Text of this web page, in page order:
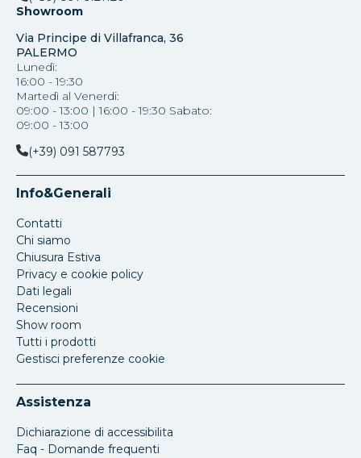
Showroom
Via Principe di Villafranca, 36
PALERMO
Lunedì:
16:00 - 19:30
Martedì al Venerdi:
09:00 - 13:00 | 16:00 - 19:30 Sabato:
09:00 - 13:00
(+39) 091 587793
Info&Generali
Contatti
Chi siamo
Chiusura Estiva
Privacy e cookie policy
Dati legali
Recensioni
Show room
Tutti i prodotti
Gestisci preferenze cookie
Assistenza
Dichiarazione di accessibilita
Faq - Domande frequenti